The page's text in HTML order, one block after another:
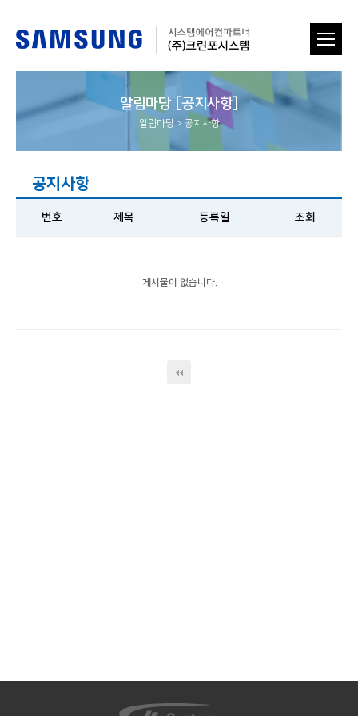
알림마당 [공지사항]
알림마당 > 공지사항
공지사항
번호 제목 등록일 조회
게시물이 없습니다.